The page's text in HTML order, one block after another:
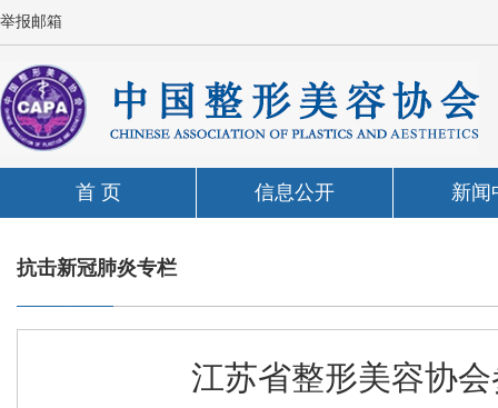
举报邮箱
首 页 信息公开 新闻
抗击新冠肺炎专栏
江苏省整形美容协